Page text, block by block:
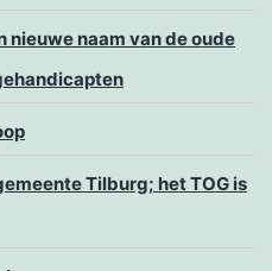
naam van de oude
Tilburg; het TOG is